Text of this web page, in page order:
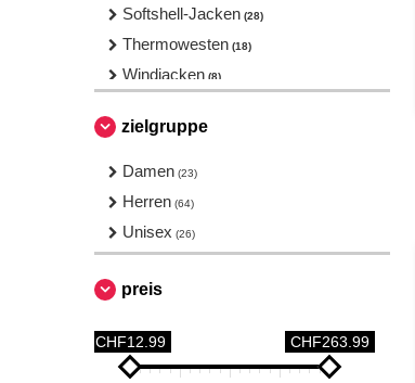
Softshell-Jacken (28)
Thermowesten (18)
Windjacken (8)
zielgruppe
Damen (23)
Herren (64)
Unisex (26)
preis
CHF12.99 CHF263.99